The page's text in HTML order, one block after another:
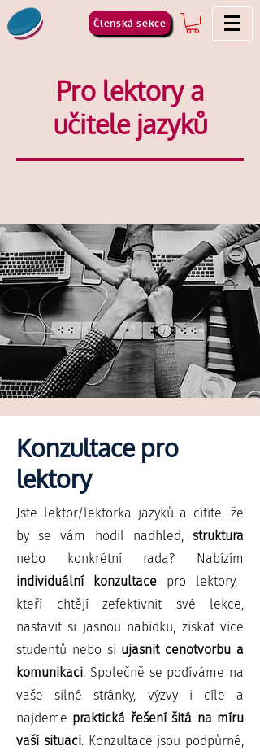
Členská sekce
Pro lektory a
učitele jazyků
Konzultace pro
lektory
Jste lektor/lektorka jazyků a cítíte, že
by se vám hodil nadhled, struktura
nebo konkrétní rada? Nabízím
individuální konzultace pro lektory,
kteří chtějí zefektivnit své lekce,
nastavit si jasnou nabídku, získat více
studentů nebo si ujasnit cenotvorbu a
komunikaci. Společně se podíváme na
vaše silné stránky, výzvy i cíle a
najdeme praktická řešení šitá na míru
vaší situaci. Konzultace jsou podpůrné,